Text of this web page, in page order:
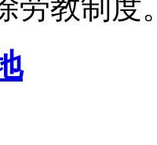
劳教制度。